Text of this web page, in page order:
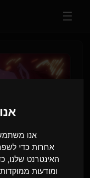
אנו
אחרות כדי
האינטרנט שלנו,
ומודעות
☰